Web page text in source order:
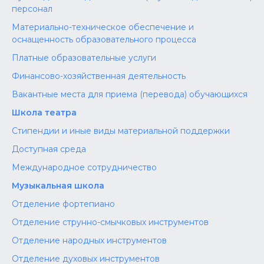
персонал
Материально-техническое обеспечение и
оснащенность образовательного процесса
Платные образовательные услуги
Финансово-хозяйственная деятельность
Вакантные места для приема (перевода) обучающихся
Школа театра
Стипендии и иные виды материальной поддержки
Доступная среда
Международное сотрудничество
Музыкальная школа
Отделение фортепиано
Отделение струнно-смычковых инструментов
Отделение народных инструментов
Отделение духовых инструментов